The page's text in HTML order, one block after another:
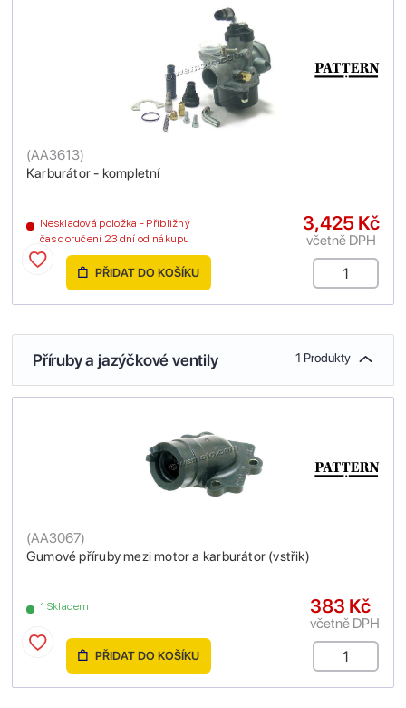
Karburátor - kompletní
(AA3613)
Neskladová položka - Přibližný
čas doručení 23 dní od nákupu
3,425 Kč
včetně DPH
PŘIDAT DO KOŠÍKU
Příruby a jazýčkové ventily 1 Produkty
Gumové příruby mezi motor a karburátor (vstřik)
(AA3067)
1 Skladem 383 Kč
včetně DPH
PŘIDAT DO KOŠÍKU